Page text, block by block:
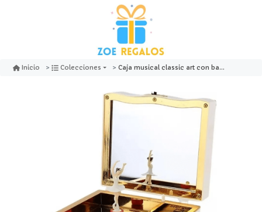
Inicio Colecciones Caja musical classic art con bailarina blanca - generico